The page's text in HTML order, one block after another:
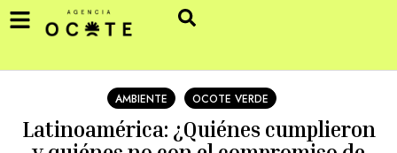
AMBIENTE OCOTE VERDE
Latinoamérica: ¿Quiénes cumplieron